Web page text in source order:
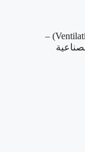
أنظمة HVAC – مجاري التهوية (Ventilation Ducting) –